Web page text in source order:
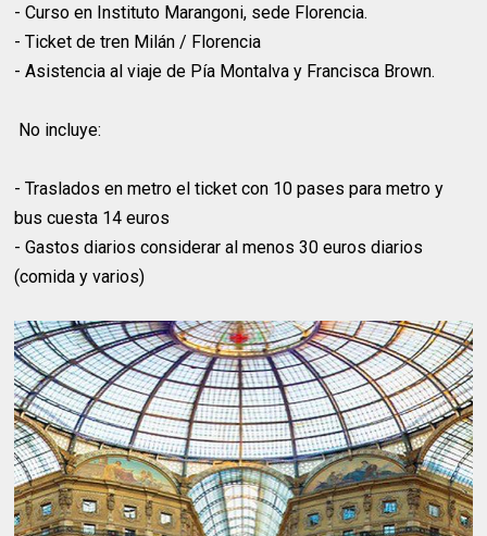
- Curso en Instituto Marangoni, sede Florencia.
- Ticket de tren Milán / Florencia
- Asistencia al viaje de Pía Montalva y Francisca Brown.
No incluye:
- Traslados en metro el ticket con 10 pases para metro y
bus cuesta 14 euros
- Gastos diarios considerar al menos 30 euros diarios
(comida y varios)